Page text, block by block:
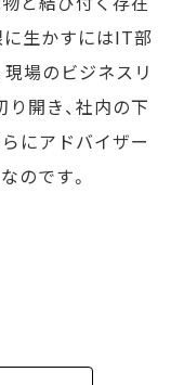
に生かすにはIT部
場のビジネスリ
開き、社内の下
にアドバイザー
のです。